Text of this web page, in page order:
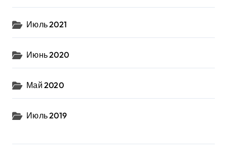
Июль 2021
Июнь 2020
Май 2020
Июль 2019